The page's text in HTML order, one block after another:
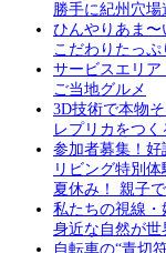
勝手に紀州穴場
ひんやりあま〜
こだわりたっぷ
サービスエリ
ご当地グルメ
3D技術で本物そ
レプリカをつ
参加者募集！好
リビング特別体
夏休み！ 親子
私たちの視線・
身近な自然が世
自転車の“青切